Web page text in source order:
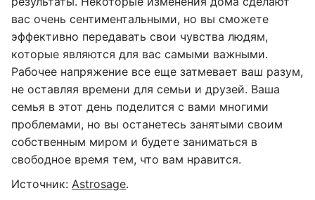
вас очень сентиментальными, но вы сможете
эффективно передавать свои чувства людям,
которые являются для вас самыми важными.
Рабочее напряжение все еще затмевает ваш разум,
не оставляя времени для семьи и друзей. Ваша
семья в этот день поделится с вами многими
проблемами, но вы останетесь занятыми своим
собственным миром и будете заниматься в
свободное время тем, что вам нравится.
Источник: Astrosage.